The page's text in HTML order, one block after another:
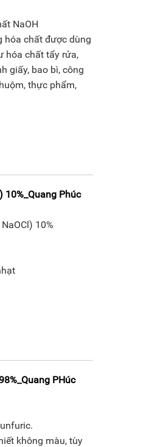
NaOH
hóa chất được dùng
hóa chất tẩy rửa,
giấy, bao bì, công
thực phẩm,
10%_Quang Phúc
10%
PHúc
không màu, tùy